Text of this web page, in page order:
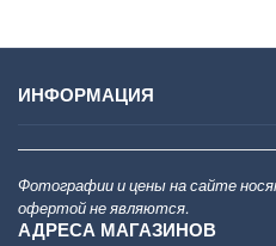
ИНФОРМАЦИЯ
Фотографии и цены на сайте
офертой не являются.
АДРЕСА МАГАЗИНОВ